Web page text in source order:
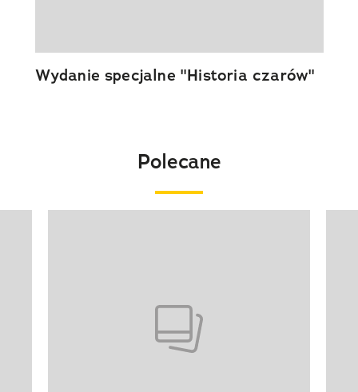
Wydanie specjalne "Historia czarów"
Polecane